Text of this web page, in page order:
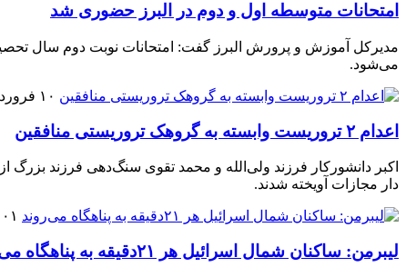
امتحانات متوسطه اول و دوم در البرز حضوری شد
می‌شود.
۱۰ فروردین ۱۴۰۵
اعدام ۲ تروریست وابسته به گروهک تروریستی منافقین
اکبر دانشورکار فرزند ولی‌الله و محمد تقوی سنگ‌دهی فرزند بزرگ
دار مجازات آویخته شدند.
۰۱ فروردین ۱۴۰۵
لیبرمن: ساکنان شمال اسرائیل هر ۲۱دقیقه به پناهگاه می‌روند